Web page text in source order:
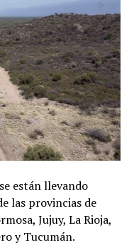
están llevando
las provincias de
Jujuy, La Rioja,
y Tucumán.